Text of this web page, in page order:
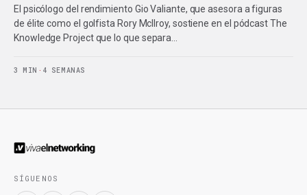
El psicólogo del rendimiento Gio Valiante, que asesora a figuras
de élite como el golfista Rory McIlroy, sostiene en el pódcast The
Knowledge Project que lo que separa…
3 MIN · 4 SEMANAS
SÍGUENOS